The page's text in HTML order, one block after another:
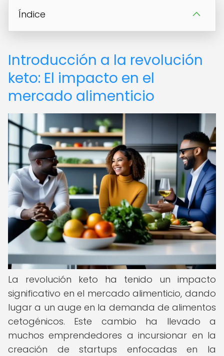
Índice
Introducción a la revolución
keto: El impacto en el
mercado alimenticio
La revolución keto ha tenido un impacto
significativo en el mercado alimenticio, dando
lugar a un auge en la demanda de alimentos
cetogénicos. Este cambio ha llevado a
muchos emprendedores a incursionar en la
creación de startups enfocadas en la